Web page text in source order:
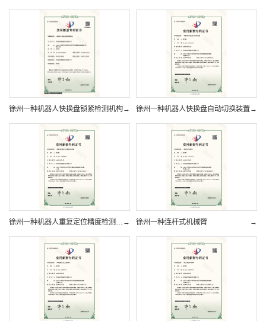
→
徐州一种机器人快换盘锁紧检测机构 →
徐州一种机器人快换盘自动切换装置
→
徐州一种机器人重复定位精度检测装置 →
徐州一种连杆式机械臂